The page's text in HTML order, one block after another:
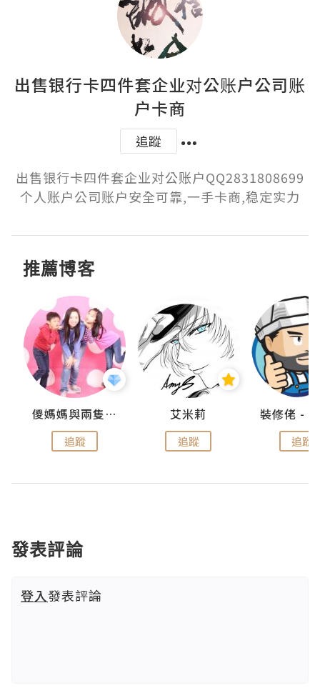
出售银行卡四件套企业对公账户公司账
户卡商
追蹤
出售银行卡四件套企业对公账户QQ2831808699
个人账户公司账户安全可靠,一手卡商,稳定实力
推薦博客
儍媽媽與兩隻小魔怪之家
追蹤
艾米莉
追蹤 追蹤
發表評論
登入發表評論